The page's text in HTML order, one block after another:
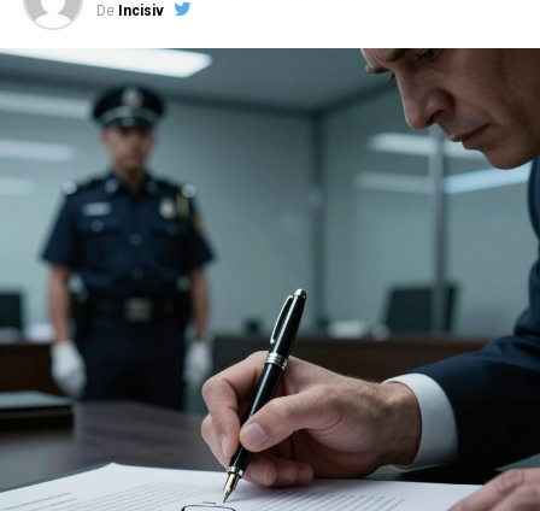
„GRĂDINIȚA” PE CURENT FURAT:
ȘEFUL DE POST ECOLOGIST CU
PRIZA STATULUI
Sub domnia lui Preda și Bălan, „reforma” la IPJ Prahova a
ajuns la un nou nivel de penibil. Nu mai vorbim doar de
cămătărie prin CAR, laptopuri amanetate și dosare
îngropate; acum avem
Zilele trecute, Popescu Mariande la Biroul Control
Intern – același „Năvodar” care a luat 7,42 la concursul
pentru șefia BCI, în vreme ce „Iuda” Popa Cornelius a
rămas corigent la trădare – a descins la un post de
poliție dintr-o comună din Prahova, în urma unor
sesizări și „ponturi”/”sifonari”.
De Incisiv